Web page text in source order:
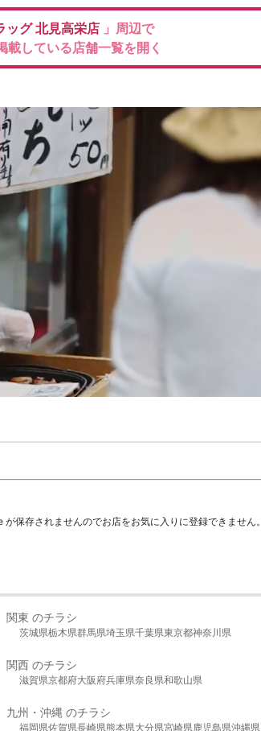
ッグ北見高栄店 」周辺で
載している店舗一覧を開く
保存されませんのでお店をお気に入りに登録できません。
関東 のチラシ
茨城県栃木県群馬県埼玉県千葉県東京都神奈川県
関西 のチラシ
滋賀県京都府大阪府兵庫県奈良県和歌山県
九州・沖縄 のチラシ
福岡県佐賀県長崎県熊本県大分県宮崎県鹿児島県沖縄県